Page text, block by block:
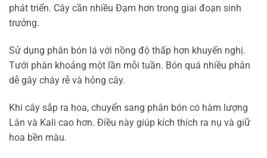
phát triển. Cây cần nhiều Đạm hơn trong giai đoạn sinh
trưởng.
Sử dụng phân bón lá với nồng độ thấp hơn khuyến nghị.
Tưới phân khoảng một lần mỗi tuần. Bón quá nhiều phân
dễ gây cháy rễ và hỏng cây.
Khi cây sắp ra hoa, chuyển sang phân bón có hàm lượng
Lân và Kali cao hơn. Điều này giúp kích thích ra nụ và giữ
hoa bền màu.